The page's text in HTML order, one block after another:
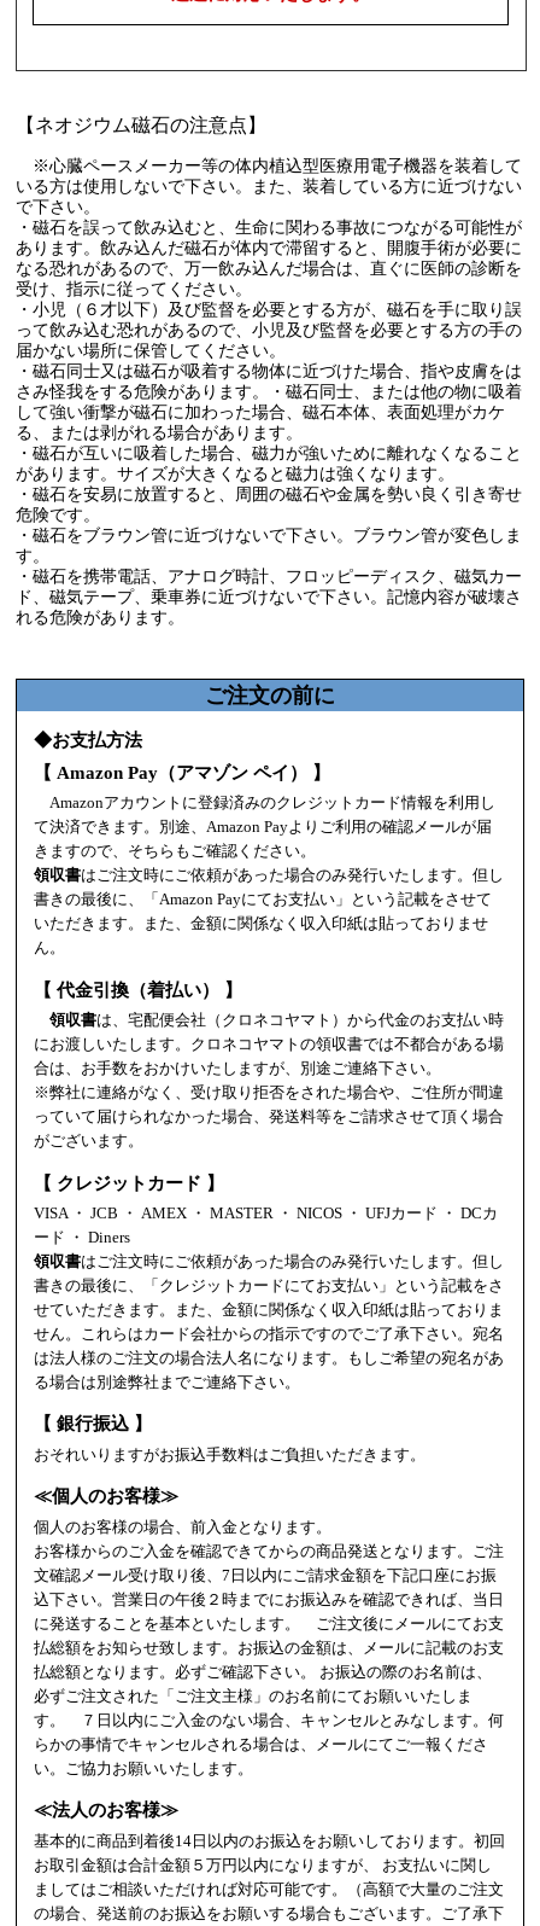
【ネオジウム磁石の注意点】
※心臓ペースメーカー等の体内植込型医療用電子機器を装着して
いる方は使用しないで下さい。また、装着している方に近づけない
で下さい。
・磁石を誤って飲み込むと、生命に関わる事故につながる可能性が
あります。飲み込んだ磁石が体内で滞留すると、開腹手術が必要に
なる恐れがあるので、万一飲み込んだ場合は、直ぐに医師の診断を
受け、指示に従ってください。
・小児（６才以下）及び監督を必要とする方が、磁石を手に取り誤
って飲み込む恐れがあるので、小児及び監督を必要とする方の手の
届かない場所に保管してください。
・磁石同士又は磁石が吸着する物体に近づけた場合、指や皮膚をは
さみ怪我をする危険があります。・磁石同士、または他の物に吸着
して強い衝撃が磁石に加わった場合、磁石本体、表面処理がカケ
る、または剥がれる場合があります。
・磁石が互いに吸着した場合、磁力が強いために離れなくなること
があります。サイズが大きくなると磁力は強くなります。
・磁石を安易に放置すると、周囲の磁石や金属を勢い良く引き寄せ
危険です。
・磁石をブラウン管に近づけないで下さい。ブラウン管が変色しま
す。
・磁石を携帯電話、アナログ時計、フロッピーディスク、磁気カー
ド、磁気テープ、乗車券に近づけないで下さい。記憶内容が破壊さ
れる危険があります。
ご注文の前に
◆お支払方法
【 Amazon Pay（アマゾン ペイ） 】
Amazonアカウントに登録済みのクレジットカード情報を利用し
て決済できます。別途、Amazon Payよりご利用の確認メールが届
きますので、そちらもご確認ください。
領収書はご注文時にご依頼があった場合のみ発行いたします。但し
書きの最後に、「Amazon Payにてお支払い」という記載をさせて
いただきます。また、金額に関係なく収入印紙は貼っておりませ
ん。
【 代金引換（着払い） 】
領収書は、宅配便会社（クロネコヤマト）から代金のお支払い時
にお渡しいたします。クロネコヤマトの領収書では不都合がある場
合は、お手数をおかけいたしますが、別途ご連絡下さい。
※弊社に連絡がなく、受け取り拒否をされた場合や、ご住所が間違
っていて届けられなかった場合、発送料等をご請求させて頂く場合
がございます。
【 クレジットカード 】
VISA ・ JCB ・ AMEX ・ MASTER ・ NICOS ・ UFJカード ・ DCカ
ード ・ Diners
領収書はご注文時にご依頼があった場合のみ発行いたします。但し
書きの最後に、「クレジットカードにてお支払い」という記載をさ
せていただきます。また、金額に関係なく収入印紙は貼っておりま
せん。これらはカード会社からの指示ですのでご了承下さい。宛名
は法人様のご注文の場合法人名になります。もしご希望の宛名があ
る場合は別途弊社までご連絡下さい。
【 銀行振込 】
おそれいりますがお振込手数料はご負担いただきます。
≪個人のお客様≫
個人のお客様の場合、前入金となります。
お客様からのご入金を確認できてからの商品発送となります。ご注
文確認メール受け取り後、7日以内にご請求金額を下記口座にお振
込下さい。営業日の午後２時までにお振込みを確認できれば、当日
に発送することを基本といたします。 ご注文後にメールにてお支
払総額をお知らせ致します。お振込の金額は、メールに記載のお支
払総額となります。必ずご確認下さい。 お振込の際のお名前は、
必ずご注文された「ご注文主様」のお名前にてお願いいたしま
す。 ７日以内にご入金のない場合、キャンセルとみなします。何
らかの事情でキャンセルされる場合は、メールにてご一報くださ
い。ご協力お願いいたします。
≪法人のお客様≫
基本的に商品到着後14日以内のお振込をお願いしております。初回
お取引金額は合計金額５万円以内になりますが、 お支払いに関し
ましてはご相談いただければ対応可能です。（高額で大量のご注文
の場合、発送前のお振込をお願いする場合もございます。ご了承下